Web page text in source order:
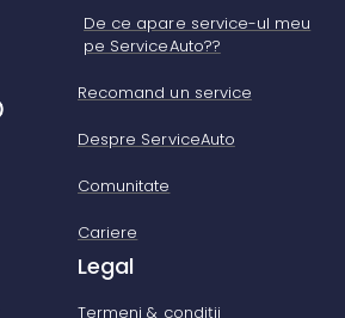
De ce apare service-ul meu
pe ServiceAuto??
Recomand un service
Despre ServiceAuto
Comunitate
Cariere
Legal
Termeni & condiții